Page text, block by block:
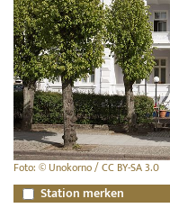
Foto: © Unokorno / CC BY-SA 3.0
Station merken